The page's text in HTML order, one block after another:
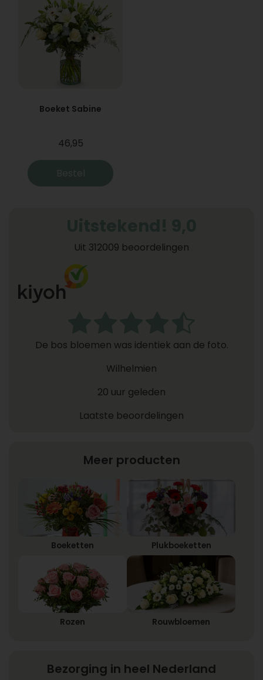
Boeket Sabine
46,95
Bestel
Uit 312009 beoordelingen
De bos bloemen was identiek aan de foto.
Wilhelmien
20 uur geleden
Laatste beoordelingen
Meer producten
Boeketten Plukboeketten
Rozen Rouwbloemen
Bezorging in heel Nederland